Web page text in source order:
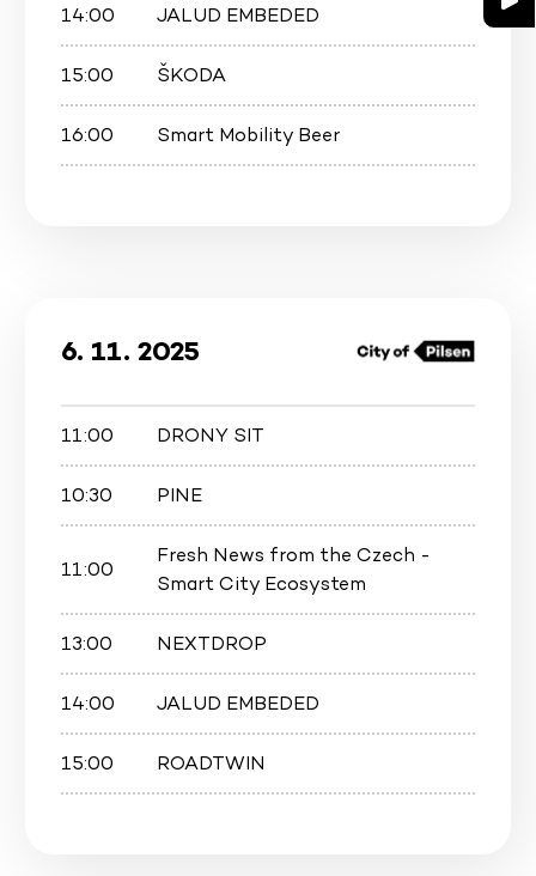
14:00 JALUD EMBEDED
15:00 ŠKODA
16:00 Smart Mobility Beer
6. 11. 2025
11:00 DRONY SIT
10:30 PINE
11:00
Fresh News from the Czech -
Smart City Ecosystem
13:00 NEXTDROP
14:00 JALUD EMBEDED
15:00 ROADTWIN